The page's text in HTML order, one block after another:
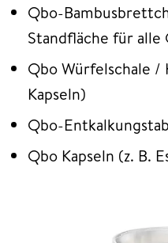
Qbo-
Standfläche für alle
Qbo Würfelschale /
Kapseln)
Qbo-
Qbo Kapseln (z. B.